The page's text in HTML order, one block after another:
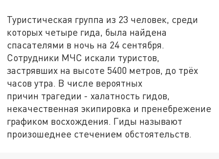
Туристическая группа из 23 человек, среди
которых четыре гида, была найдена
спасателями в ночь на 24 сентября.
Сотрудники МЧС искали туристов,
застрявших на высоте 5400 метров, до трёх
часов утра. В числе вероятных
причин трагедии - халатность гидов,
некачественная экипировка и пренебрежение
графиком восхождения. Гиды называют
произошеднее стечением обстоятельств.